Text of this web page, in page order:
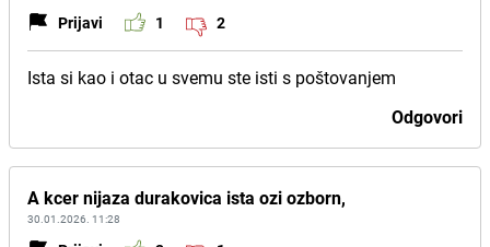
Prijavi 1 2
Ista si kao i otac u svemu ste isti s poštovanjem
Odgovori
A kcer nijaza durakovica ista ozi ozborn,
30.01.2026. 11:28